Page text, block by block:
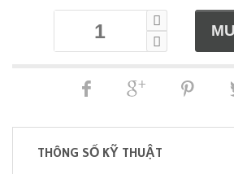
THÔNG SỐ KỸ THUẬT